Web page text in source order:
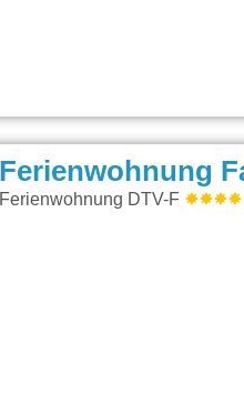
Ferienwohnung
Ferienwohnung DTV-F